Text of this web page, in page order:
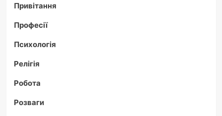
Привітання
Професії
Психологія
Релігія
Робота
Розваги